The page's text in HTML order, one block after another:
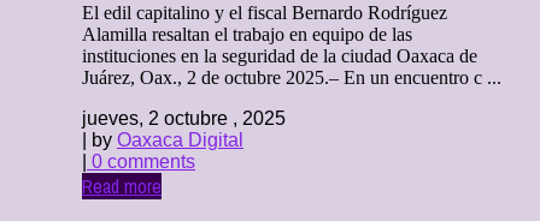
El edil capitalino y el fiscal Bernardo Rodríguez
Alamilla resaltan el trabajo en equipo de las
instituciones en la seguridad de la ciudad Oaxaca de
Juárez, Oax., 2 de octubre 2025.– En un encuentro c ...
jueves, 2 octubre , 2025
| by Oaxaca Digital
0 comments
Read more